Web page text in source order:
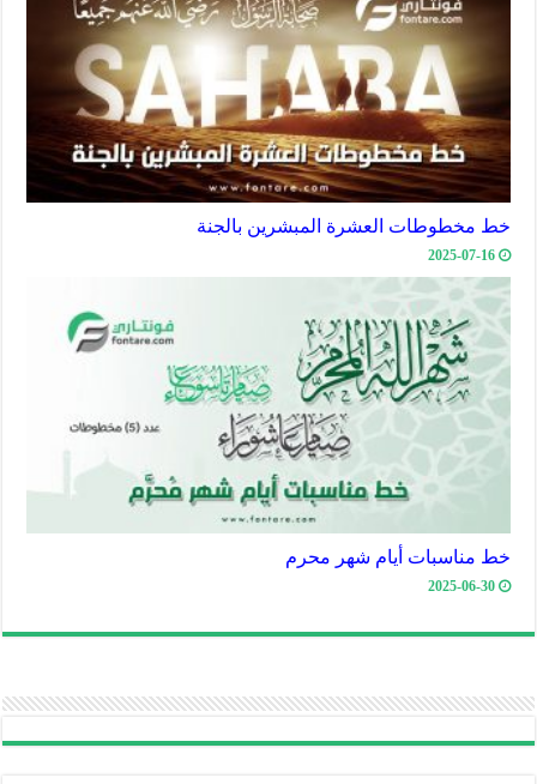
خط مخطوطات العشرة المبشرين بالجنة
2025-07-16
خط مناسبات أيام شهر محرم
2025-06-30